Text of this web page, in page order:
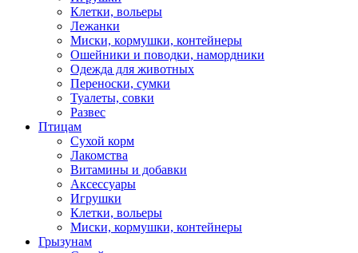
Клетки, вольеры
Лежанки
Миски, кормушки, контейнеры
Ошейники и поводки, намордники
Одежда для животных
Переноски, сумки
Туалеты, совки
Развес
Птицам
Сухой корм
Лакомства
Витамины и добавки
Аксессуары
Игрушки
Клетки, вольеры
Миски, кормушки, контейнеры
Грызунам